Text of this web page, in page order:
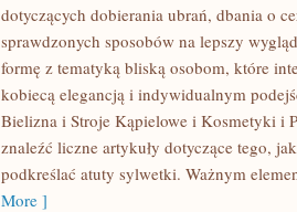
dotyczących dobierania ubrań, dbania o
sprawdzonych sposobów na lepszy
formę z tematyką bliską osobom, które
kobiecą elegancją i indywidualnym
Bielizna i Stroje Kąpielowe i Kosmetyki i
znaleźć liczne artykuły dotyczące tego,
podkreślać atuty sylwetki. Ważnym
More ]